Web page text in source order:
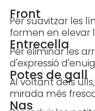
Front
Per suavitzar les
formen en elevar
Entrecella
Per eliminar les
d'expressió d'enuig
Potes de gall
Al voltant dels
mirada més
Nas